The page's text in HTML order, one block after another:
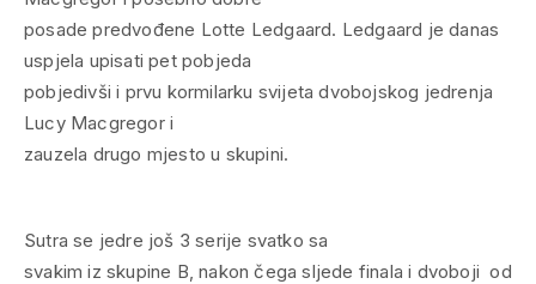
posade predvođene Lotte Ledgaard. Ledgaard je danas
uspjela upisati pet pobjeda
pobjedivši i prvu kormilarku svijeta dvobojskog jedrenja
Lucy Macgregor i
zauzela drugo mjesto u skupini.
Sutra se jedre još 3 serije svatko sa
svakim iz skupine B, nakon čega sljede finala i dvoboji od